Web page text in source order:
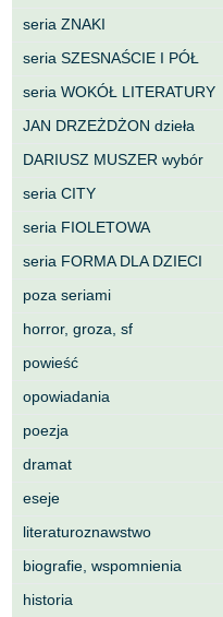
seria ZNAKI
seria SZESNAŚCIE I PÓŁ
seria WOKÓŁ LITERATURY
JAN DRZEŻDŻON dzieła
DARIUSZ MUSZER wybór
seria CITY
seria FIOLETOWA
seria FORMA DLA DZIECI
poza seriami
horror, groza, sf
powieść
opowiadania
poezja
dramat
eseje
literaturoznawstwo
biografie, wspomnienia
historia